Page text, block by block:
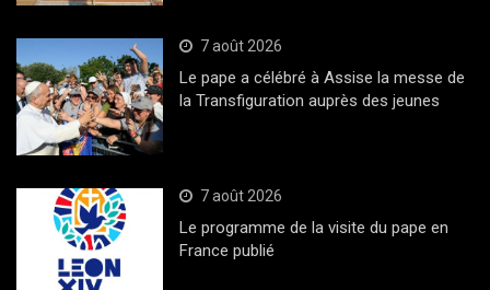
7 août 2026
Le pape a célébré à Assise la messe de
la Transfiguration auprès des jeunes
7 août 2026
Le programme de la visite du pape en
France publié